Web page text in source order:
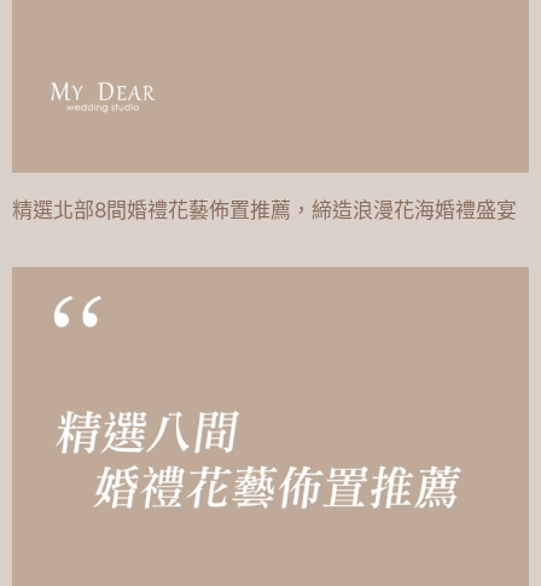
精選北部8間婚禮花藝佈置推薦，締造浪漫花海婚禮盛宴